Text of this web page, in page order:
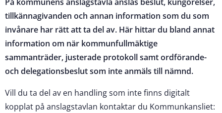
tillkännagivanden och annan information som du som
invånare har rätt att ta del av. Här hittar du bland annat
information om när kommunfullmäktige
sammanträder, justerade protokoll samt ordförande-
och delegationsbeslut som inte anmäls till nämnd.
Vill du ta del av en handling som inte finns digitalt
kopplat på anslagstavlan kontaktar du Kommunkansliet: